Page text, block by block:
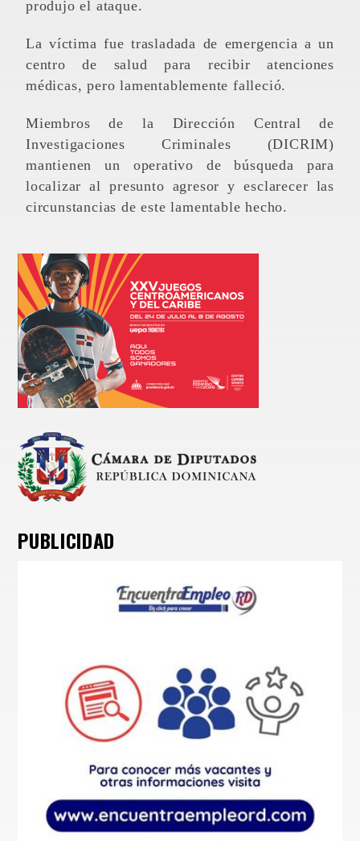
produjo el ataque.
La víctima fue trasladada de emergencia a un
centro de salud para recibir atenciones
médicas, pero lamentablemente falleció.
Miembros de la Dirección Central de
Investigaciones Criminales (DICRIM)
mantienen un operativo de búsqueda para
localizar al presunto agresor y esclarecer las
circunstancias de este lamentable hecho.
PUBLICIDAD